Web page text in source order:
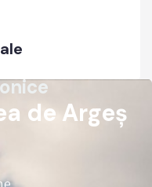
de Argeș